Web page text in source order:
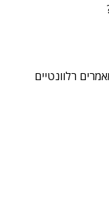
רלוונטיים